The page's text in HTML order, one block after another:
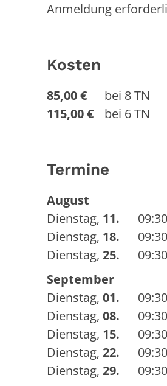
Anmeldung
Kosten
85,00 €
bei 8 TN
115,00 €
bei 6 TN
Termine
August
Dienstag, 11.
Dienstag, 18.
Dienstag, 25.
September
Dienstag, 01.
Dienstag, 08.
Dienstag, 15.
Dienstag, 22.
Dienstag, 29.